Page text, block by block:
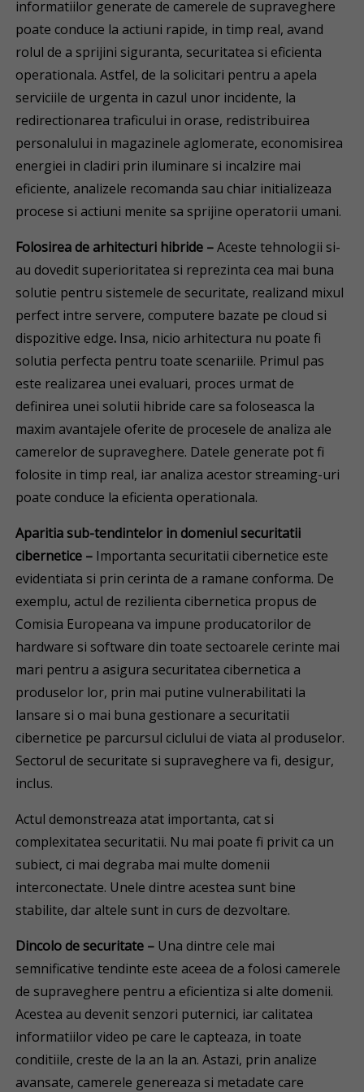
informatiilor generate de camerele de supraveghere
poate conduce la actiuni rapide, in timp real, avand
rolul de a sprijini siguranta, securitatea si eficienta
operationala. Astfel, de la solicitari pentru a apela
serviciile de urgenta in cazul unor incidente, la
redirectionarea traficului in orase, redistribuirea
personalului in magazinele aglomerate, economisirea
energiei in cladiri prin iluminare si incalzire mai
eficiente, analizele recomanda sau chiar initializeaza
procese si actiuni menite sa sprijine operatorii umani.
Folosirea de arhitecturi hibride –Aceste tehnologii si-
au dovedit superioritatea si reprezinta cea mai buna
solutie pentru sistemele de securitate, realizand mixul
perfect intre servere, computere bazate pe cloud si
dispozitive edge. Insa, nicio arhitectura nu poate fi
solutia perfecta pentru toate scenariile. Primul pas
este realizarea unei evaluari, proces urmat de
definirea unei solutii hibride care sa foloseasca la
maxim avantajele oferite de procesele de analiza ale
camerelor de supraveghere. Datele generate pot fi
folosite in timp real, iar analiza acestor streaming-uri
poate conduce la eficienta operationala.
Aparitia sub-tendintelor in domeniul securitatii
cibernetice – Importanta securitatii cibernetice este
evidentiata si prin cerinta de a ramane conforma. De
exemplu, actul de rezilienta cibernetica propus de
Comisia Europeana va impune producatorilor de
hardware si software din toate sectoarele cerinte mai
mari pentru a asigura securitatea cibernetica a
produselor lor, prin mai putine vulnerabilitati la
lansare si o mai buna gestionare a securitatii
cibernetice pe parcursul ciclului de viata al produselor.
Sectorul de securitate si supraveghere va fi, desigur,
inclus.
Actul demonstreaza atat importanta, cat si
complexitatea securitatii. Nu mai poate fi privit ca un
subiect, ci mai degraba mai multe domenii
interconectate. Unele dintre acestea sunt bine
stabilite, dar altele sunt in curs de dezvoltare.
Dincolo de securitate – Una dintre cele mai
semnificative tendinte este aceea de a folosi camerele
de supraveghere pentru a eficientiza si alte domenii.
Acestea au devenit senzori puternici, iar calitatea
informatiilor video pe care le capteaza, in toate
conditiile, creste de la an la an. Astazi, prin analize
avansate, camerele genereaza si metadate care